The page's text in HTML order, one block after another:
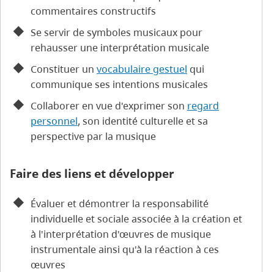
commentaires constructifs
Se servir de symboles musicaux pour
rehausser une interprétation musicale
Constituer un vocabulaire gestuel qui
communique ses intentions musicales
Collaborer en vue d'exprimer son regard
personnel, son identité culturelle et sa
perspective par la musique
Faire des liens et développer
Évaluer et démontrer la responsabilité
individuelle et sociale associée à la création et
à l'interprétation d'œuvres de musique
instrumentale ainsi qu'à la réaction à ces
œuvres